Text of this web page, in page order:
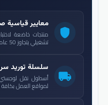
shield
معايير قياسية
منتجات خاضعة
تشغيلي يتجاوز 50 عاماً.
local_shipping
سلسلة توريد
أسطول نقل
لمواقع العمل بكافة